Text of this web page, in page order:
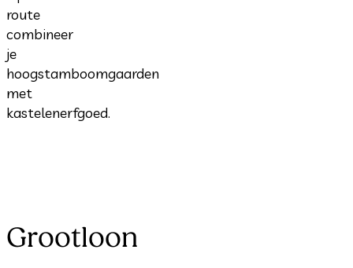
route
combineer
je
hoogstamboomgaarden
met
kastelenerfgoed.
Grootloon